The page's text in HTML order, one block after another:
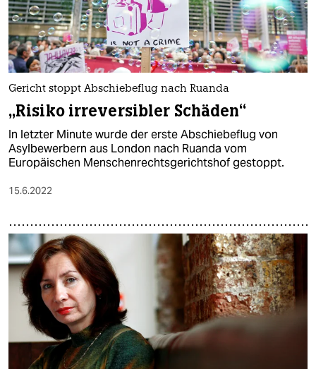
Gericht stoppt Abschiebeflug nach Ruanda
„Risiko irreversibler Schäden“
In letzter Minute wurde der erste Abschiebeflug von
Asylbewerbern aus London nach Ruanda vom
Europäischen Menschenrechtsgerichtshof gestoppt.
15.6.2022